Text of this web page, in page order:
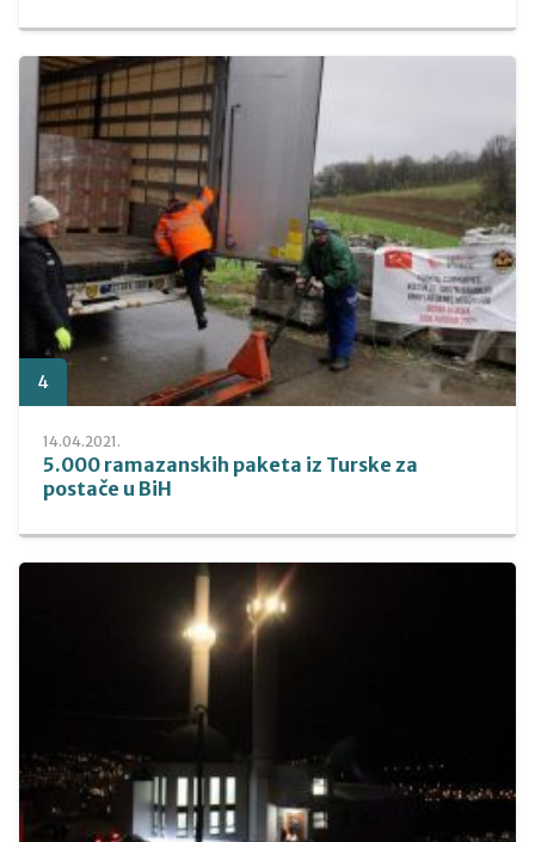
4
14.04.2021.
5.000 ramazanskih paketa iz Turske za
postače u BiH